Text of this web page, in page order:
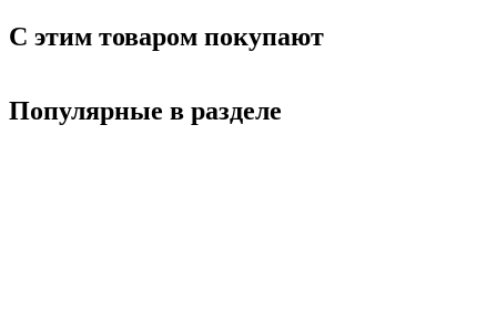
С этим товаром покупают
Популярные в разделе